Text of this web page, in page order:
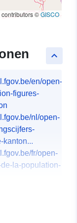
contributors ©GISCO
keyboard_arrow_up
en/open-
figures-
nl/open-
kanton...
fr/open-
la-population-